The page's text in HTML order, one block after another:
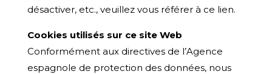
désactiver, etc., veuillez vous référer à ce lien.
Cookies utilisés sur ce site Web
Conformément aux directives de l’Agence
espagnole de protection des données, nous